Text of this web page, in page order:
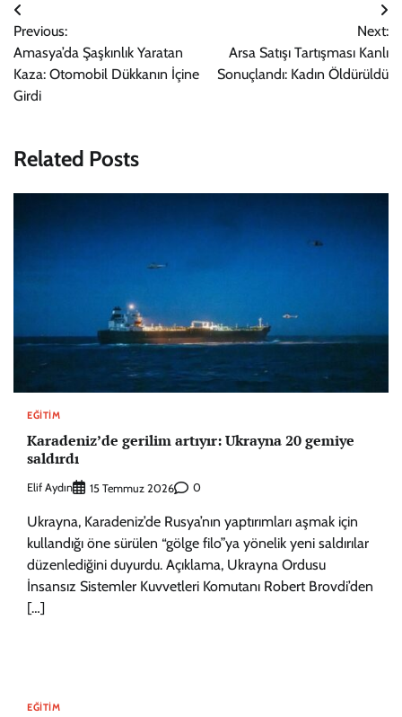
Yazı
gezinmesi
Previous:
Amasya’da Şaşkınlık Yaratan
Kaza: Otomobil Dükkanın İçine
Girdi
Next:
Arsa Satışı Tartışması Kanlı
Sonuçlandı: Kadın Öldürüldü
Related Posts
EĞITIM
Karadeniz’de gerilim artıyır: Ukrayna 20 gemiye
saldırdı
Elif Aydın 15 Temmuz 2026 0
Ukrayna, Karadeniz’de Rusya’nın yaptırımları aşmak için
kullandığı öne sürülen “gölge filo”ya yönelik yeni saldırılar
düzenlediğini duyurdu. Açıklama, Ukrayna Ordusu
İnsansız Sistemler Kuvvetleri Komutanı Robert Brovdi’den
[…]
EĞITIM